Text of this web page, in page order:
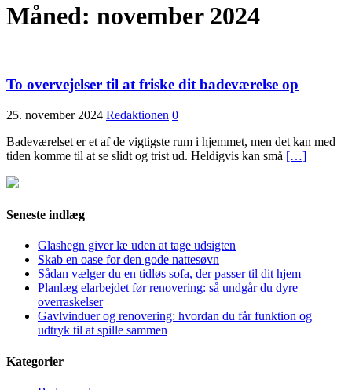
Måned: november 2024
To overvejelser til at friske dit badeværelse op
25. november 2024 Redaktionen 0
Badeværelset er et af de vigtigste rum i hjemmet, men det kan med
tiden komme til at se slidt og trist ud. Heldigvis kan små […]
Seneste indlæg
Glashegn giver læ uden at tage udsigten
Skab en oase for den gode nattesøvn
Sådan vælger du en tidløs sofa, der passer til dit hjem
Planlæg elarbejdet før renovering: så undgår du dyre
overraskelser
Gavlvinduer og renovering: hvordan du får funktion og
udtryk til at spille sammen
Kategorier